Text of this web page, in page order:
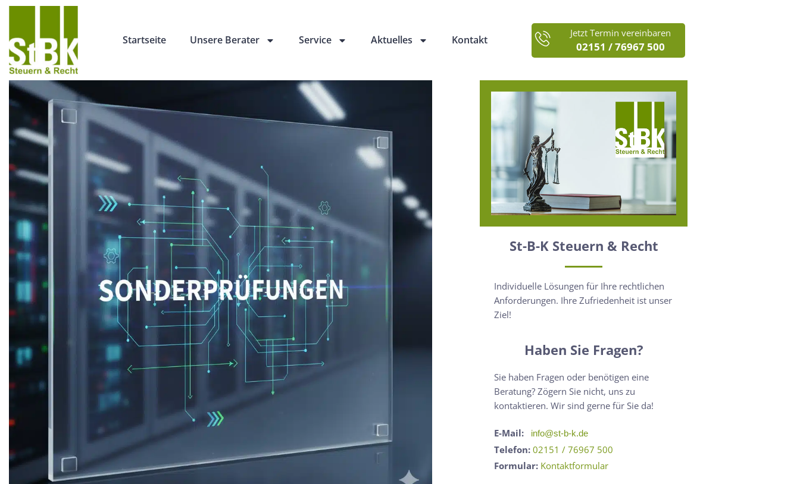
Startseite Unsere Berater Service Aktuelles Kontakt
Jetzt Termin vereinbaren
02151 / 76967 500
St-B-K Steuern & Recht
Individuelle Lösungen für Ihre rechtlichen
Anforderungen. Ihre Zufriedenheit ist unser
Ziel!
Haben Sie Fragen?
Sie haben Fragen oder benötigen eine
Beratung? Zögern Sie nicht, uns zu
kontaktieren. Wir sind gerne für Sie da!
E-Mail: info@st-b-k.de
Telefon: 02151 / 76967 500
Formular: Kontaktformular